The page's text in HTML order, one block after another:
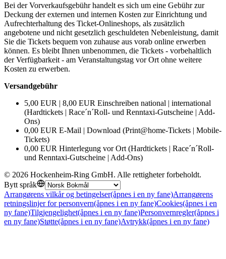
Bei der Vorverkaufsgebühr handelt es sich um eine Gebühr zur
Deckung der externen und internen Kosten zur Einrichtung und
Aufrechterhaltung des Ticket-Onlineshops, als zusätzlich
angebotene und nicht gesetzlich geschuldeten Nebenleistung, damit
Sie die Tickets bequem von zuhause aus vorab online erwerben
können. Es bleibt Ihnen unbenommen, die Tickets - vorbehaltlich
der Verfügbarkeit - am Veranstaltungstag vor Ort ohne weitere
Kosten zu erwerben.
Versandgebühr
5,00 EUR | 8,00 EUR Einschreiben national | international
(Hardtickets | Race´n´Roll- und Renntaxi-Gutscheine | Add-
Ons)
0,00 EUR E-Mail | Download (Print@home-Tickets | Mobile-
Tickets)
0,00 EUR Hinterlegung vor Ort (Hardtickets | Race´n´Roll-
und Renntaxi-Gutscheine | Add-Ons)
© 2026 Hockenheim-Ring GmbH. Alle rettigheter forbeholdt.
Bytt språk
Arrangørens vilkår og betingelser(åpnes i en ny fane)Arrangørens
retningslinjer for personvern(åpnes i en ny fane)Cookies(åpnes i en
ny fane)Tilgjengelighet(åpnes i en ny fane)Personvernregler(åpnes i
en ny fane)Støtte(åpnes i en ny fane)Avtrykk(åpnes i en ny fane)